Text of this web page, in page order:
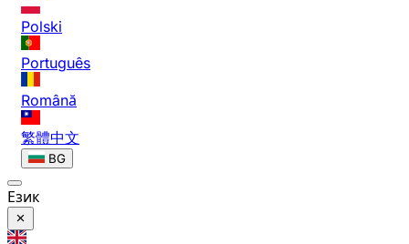
Polski
Português
Română
繁體中文
BG
Език